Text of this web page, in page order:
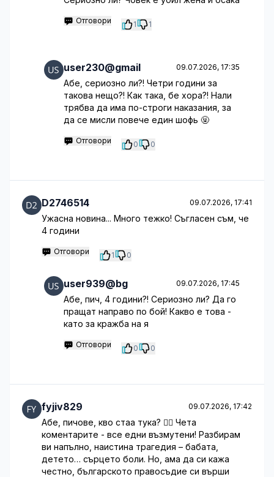
Отговори 1 1
user230@gmail 09.07.2026, 17:35
Абе, сериозно ли?! Четри години за
такова нещо?! Как така, бе хора?! Нали
трябва да има по-строги наказания, за
да се мисли повече един шофь 🤬
Отговори 0 0
D2746514 09.07.2026, 17:41
Ужасна новина... Много тежко! Съгласен съм, че
4 години
Отговори 1 0
user939@bg 09.07.2026, 17:45
Абе, пич, 4 години?! Сериозно ли? Да го
пращат направо по бой! Какво е това -
като за кражба на я
Отговори 0 0
fyjiv829 09.07.2026, 17:42
Абе, пичове, кво стаа тука? 🤦‍♂️ Чета
коментарите - все едни възмутени! Разбирам
ви напълно, наистина трагедия – бабата,
детето… сърцето боли. Но, ама да си кажа
честно, българското правосъдие си върши